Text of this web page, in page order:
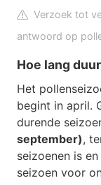
Verzoek tot
antwoord op
Hoe lang
Het
begint in april.
durende
september),
seizoenen is
seizoen voor